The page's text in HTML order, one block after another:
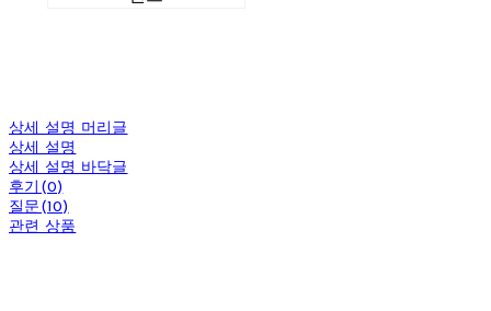
상세 설명 머리글
상세 설명
상세 설명 바닥글
후기(0)
질문(10)
관련 상품